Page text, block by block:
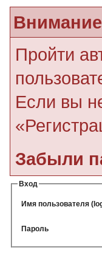
Пройти
Если вы
Забыли
Вход
Имя пользователя
Пароль